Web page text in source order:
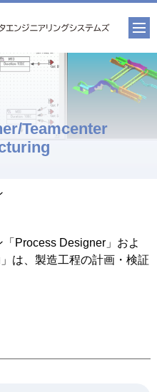
Teamcenter
Process Designer」およ
は、製造工程の計画・検証